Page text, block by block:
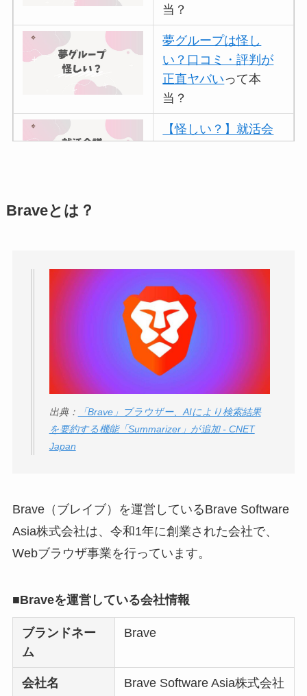
当？
夢グループは怪し
い？口コミ・評判が
正直ヤバいって本
当？
【怪しい？】就活会
本当？
【怪しい？】帝国デ
ータバンクの口コ
ミ・評判
う？
【怪しい？】セルプ
ロモート株式会社の
口コミ・評判は実際
実際どう？
ユリカコーポレーシ
ミ・評価が正直ヤバ
判は実際どう？
Braveとは？
出典：
「Brave」ブラウザー、AIにより検索結果
を要約する機能「Summarizer」が追加 - CNET
Japan
Brave（ブレイブ）を運営しているBrave Software
Asia株式会社は、令和1年に創業された会社で、
Webブラウザ事業を行っています。
■Braveを運営している会社情報
ブランドネー
ム
Brave
会社名 Brave Software Asia株式会社